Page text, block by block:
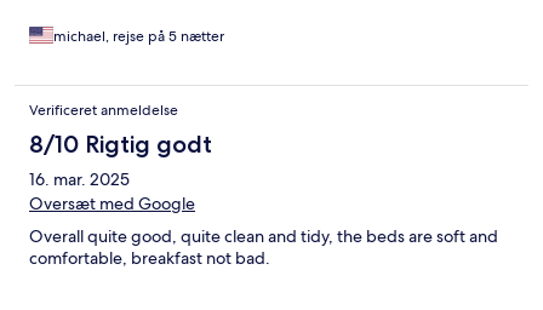
michael, rejse på 5 nætter
Verificeret anmeldelse
8/10 Rigtig godt
16. mar. 2025
Oversæt med Google
Overall quite good, quite clean and tidy, the beds are soft and
comfortable, breakfast not bad.